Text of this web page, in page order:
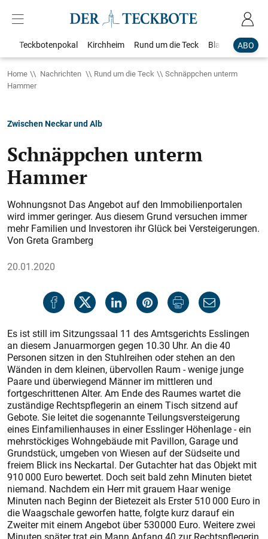
ABO
Teckbotenpokal Kirchheim Rund um die Teck Blaulicht
Home Nachrichten Rund um die Teck
Schnäppchen unterm
Hammer
Zwischen Neckar und Alb
Schnäppchen unterm
Hammer
Wohnungsnot Das Angebot auf den Immobilienportalen
wird immer geringer. Aus diesem Grund versuchen immer
mehr Familien und Investoren ihr Glück bei Versteigerungen.
Von Greta Gramberg
20.01.2020
Es ist still im Sitzungssaal 11 des Amtsgerichts Esslingen
an diesem Januarmorgen gegen 10.30 Uhr. An die 40
Personen sitzen in den Stuhlreihen oder stehen an den
Wänden in dem kleinen, übervollen Raum - wenige junge
Paare und überwiegend Männer im mittleren und
fortgeschrittenen Alter. Am Ende des Raumes wartet die
zuständige Rechtspflegerin an einem Tisch sitzend auf
Gebote. Sie leitet die sogenannte Teilungsversteigerung
eines Einfamilienhauses in einer Esslinger Höhenlage - ein
mehrstöckiges Wohngebäude mit Pavillon, Garage und
Grundstück, umgeben von Wiesen auf der Südseite und
freiem Blick ins Neckartal. Der Gutachter hat das Objekt mit
910 000 Euro bewertet. Doch seit bald zehn Minuten bietet
niemand. Nachdem ein Herr mit grauem Haar wenige
Minuten nach Beginn der Bietezeit als Erster 510 000 Euro in
die Waagschale geworfen hatte, folgte kurz darauf ein
Zweiter mit einem Angebot über 530 000 Euro. Weitere zwei